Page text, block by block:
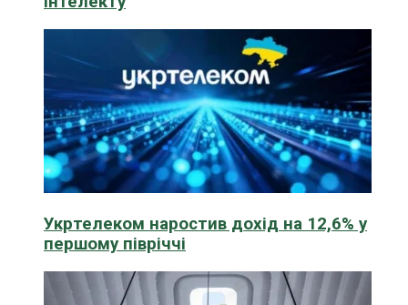
Укртелеком наростив дохід на 12,6% у
першому півріччі